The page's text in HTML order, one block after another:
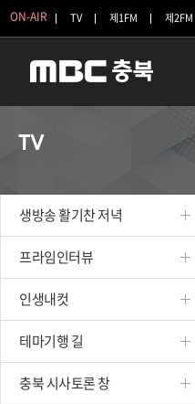
ON-AIR TV 제1FM 제2FM
TV
생방송 활기찬 저녁
프라임인터뷰
인생내컷
테마기행 길
충북 시사토론 창